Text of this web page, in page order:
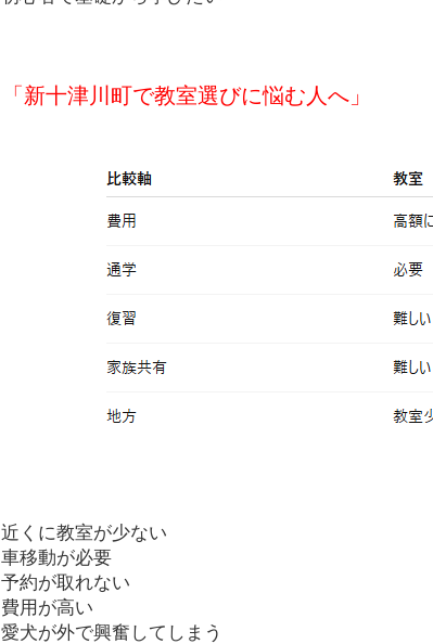
「新十津川町で教室選びに悩む人へ」
近くに教室が少ない
車移動が必要
予約が取れない
費用が高い
愛犬が外で興奮してしまう